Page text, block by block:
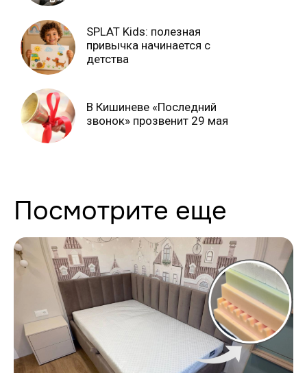
SPLAT Kids: полезная
привычка начинается с
детства
В Кишиневе «Последний
звонок» прозвенит 29 мая
Посмотрите еще